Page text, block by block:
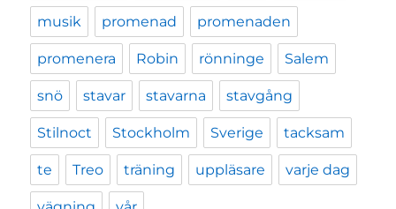
musik promenad promenaden
promenera Robin rönninge Salem
snö stavar stavarna stavgång
Stilnoct Stockholm Sverige tacksam
te Treo träning uppläsare varje dag